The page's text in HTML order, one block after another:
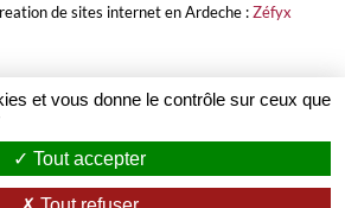
de sites internet en Ardeche : Zéfyx
et vous donne le contrôle sur ceux que
Tout accepter